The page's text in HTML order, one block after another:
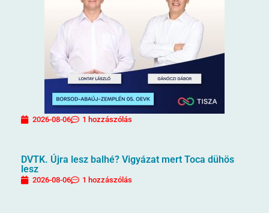
2026-08-06 1 hozzászólás
DVTK. Újra lesz balhé? Vigyázat mert Toca dühös
lesz
2026-08-06 1 hozzászólás